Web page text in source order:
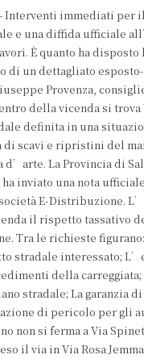
Interventi immediati per
e una diffida ufficiale
È quanto ha disposto
di un dettagliato
Provenza,
della vicenda si trova
definita in una
di scavi e ripristini del
d’arte. La Provincia di
ha inviato una nota
E-Distribuzione.
il rispetto tassativo
Tra le richieste
stradale interessato;
della
stradale; La garanzia
di pericolo per gli
non si ferma a Via
il via in Via Rosa